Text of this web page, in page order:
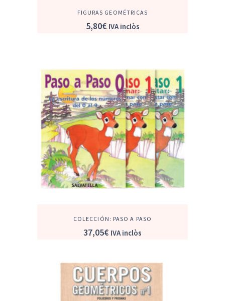
FIGURAS GEOMÉTRICAS
5,80€ IVA inclòs
COLECCIÓN: PASO A PASO
37,05€ IVA inclòs